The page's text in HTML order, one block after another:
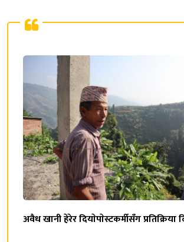
अवैध खानी हेरेर दियाेपाेस्टकर्मीसँग प्रतिक्रिया